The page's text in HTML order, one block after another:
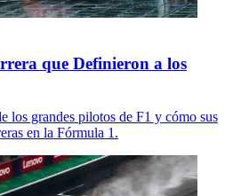
que Definieron a los
los grandes pilotos de F1 y cómo sus
en la Fórmula 1.